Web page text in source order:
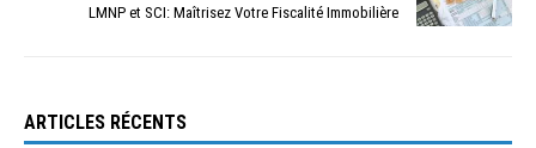
LMNP et SCI: Maîtrisez Votre Fiscalité Immobilière
ARTICLES RÉCENTS